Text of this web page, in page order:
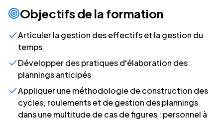
Objectifs de la formation
Articuler la gestion des effectifs et la gestion du
temps
Développer des pratiques d'élaboration des
plannings anticipés
Appliquer une méthodologie de construction des
cycles, roulements et de gestion des plannings
dans une multitude de cas de figures : personnel à